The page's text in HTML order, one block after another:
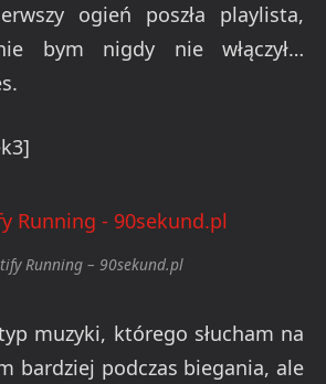
ogień poszła playlista,
bym nigdy nie włączył…
Running – 90sekund.pl
muzyki, którego słucham na
bardziej podczas biegania, ale